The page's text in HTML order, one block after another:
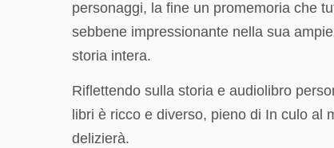
personaggi, la fine un promemoria che
sebbene impressionante nella sua
storia intera.
Riflettendo sulla storia e audiolibro
libri è ricco e diverso, pieno di In culo al
delizierà.